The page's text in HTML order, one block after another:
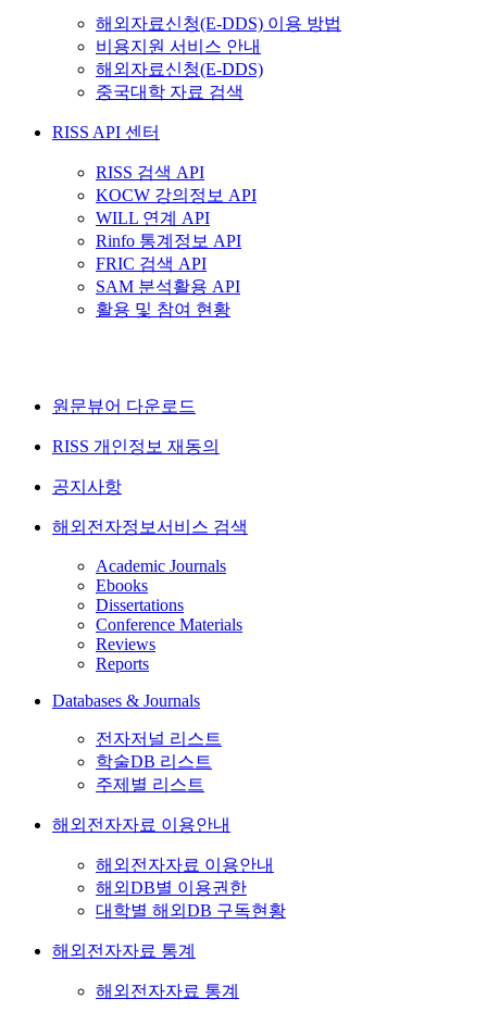
해외자료신청(E-DDS) 이용 방법
비용지원 서비스 안내
해외자료신청(E-DDS)
중국대학 자료 검색
RISS API 센터
RISS 검색 API
KOCW 강의정보 API
WILL 연계 API
Rinfo 통계정보 API
FRIC 검색 API
SAM 분석활용 API
활용 및 참여 현황
원문뷰어 다운로드
RISS 개인정보 재동의
공지사항
해외전자정보서비스 검색
Academic Journals
Ebooks
Dissertations
Conference Materials
Reviews
Reports
Databases & Journals
전자저널 리스트
학술DB 리스트
주제별 리스트
해외전자자료 이용안내
해외전자자료 이용안내
해외DB별 이용권한
대학별 해외DB 구독현황
해외전자자료 통계
해외전자자료 통계